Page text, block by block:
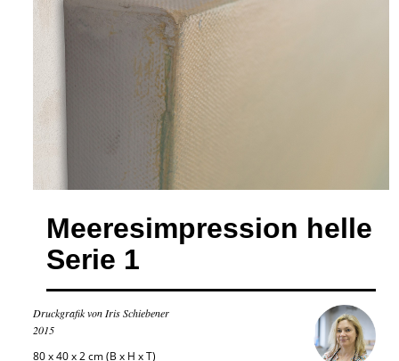
Meeresimpression helle
Serie 1
Druckgrafik von Iris Schiebener
2015
80 x 40 x 2 cm (B x H x T)